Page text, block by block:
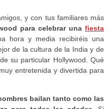
y con tus familiares más
para celebrar una fiesta
hora y media recibiréis una
de la cultura de la India y de
su particular Hollywood. Qué
entretenida y divertida para
bailan tanto como las